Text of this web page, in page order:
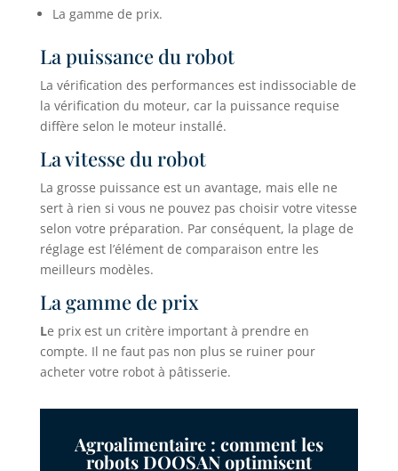
La gamme de prix.
La puissance du robot
La vérification des performances est indissociable de
la vérification du moteur, car la puissance requise
diffère selon le moteur installé.
La vitesse du robot
La grosse puissance est un avantage, mais elle ne
sert à rien si vous ne pouvez pas choisir votre vitesse
selon votre préparation. Par conséquent, la plage de
réglage est l’élément de comparaison entre les
meilleurs modèles.
La gamme de prix
Le prix est un critère important à prendre en
compte. Il ne faut pas non plus se ruiner pour
acheter votre robot à pâtisserie.
Agroalimentaire : comment les
robots DOOSAN optimisent